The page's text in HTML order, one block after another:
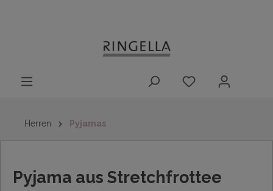
Herren Pyjamas
Pyjama aus Stretchfrottee